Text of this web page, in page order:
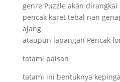
genre Puzzle akan
pencak karet tebal nan
ajang
ataupun lapangan Pencak
tatami paisan
tatami ini bentuknya